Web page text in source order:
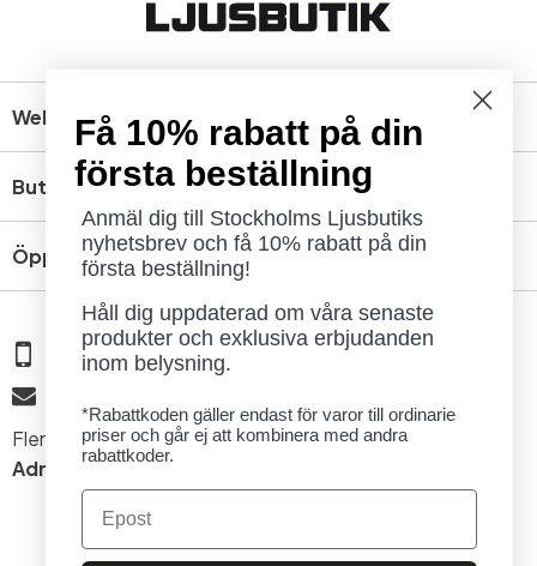
Webbshop
Butik
Öppettider
08 - 654 29 00
Fler kontaktuppgifter »
Adress:Kungsholmsgatan 6, 112 27 Stockholm
Få 10% rabatt på din
första beställning
Anmäl dig till Stockholms Ljusbutiks
nyhetsbrev och få 10% rabatt på din
första beställning!
Håll dig uppdaterad om våra senaste
produkter och exklusiva erbjudanden
inom belysning.
*Rabattkoden gäller endast för varor till ordinarie
priser och går ej att kombinera med andra
rabattkoder.
Email